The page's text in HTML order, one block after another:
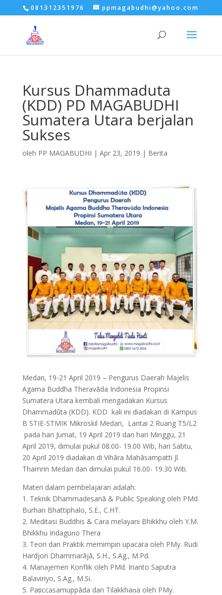
081312351976 ppmagabudhi@yahoo.com
Kursus Dhammaduta
(KDD) PD MAGABUDHI
Sumatera Utara berjalan
Sukses
oleh PP MAGABUDHI | Apr 23, 2019 | Berita
Medan, 19-21 April 2019 – Pengurus Daerah Majelis
Agama Buddha Theravāda Indonesia Propinsi
Sumatera Utara kembali mengadakan Kursus
Dhammadūta (KDD). KDD kali ini diadakan di Kampus
B STIE-STMIK Mikroskil Medan, Lantai 2 Ruang T5/L2
pada hari Jumat, 19 April 2019 dan hari Minggu, 21
April 2019, dimulai pukul 08.00- 19.00 Wib, hari Sabtu,
20 April 2019 diadakan di Vihāra Mahāsampatti Jl.
Thamrin Medan dan dimulai pukul 16.00- 19.30 Wib.
Materi dalam pembelajaran adalah:
1. Teknik Dhammadesanā & Public Speaking oleh PMd.
Burhan Bhattiphalo, S.E., C.HT.
2. Meditasi Buddhis & Cara melayani Bhikkhu oleh Y.M.
Bhikkhu Indaguṇo Thera
3. Teori dan Praktik memimpin upacara oleh PMy. Rudi
Hardjon Dhammarājā, S.H., S.Ag., M.Pd.
4. Manajemen Konflik oleh PMd. Irianto Saputra
Balaviriyo, S.Ag., M.Si.
5. Paṭiccasamuppāda dan Tilakkhaṇa oleh PMy.